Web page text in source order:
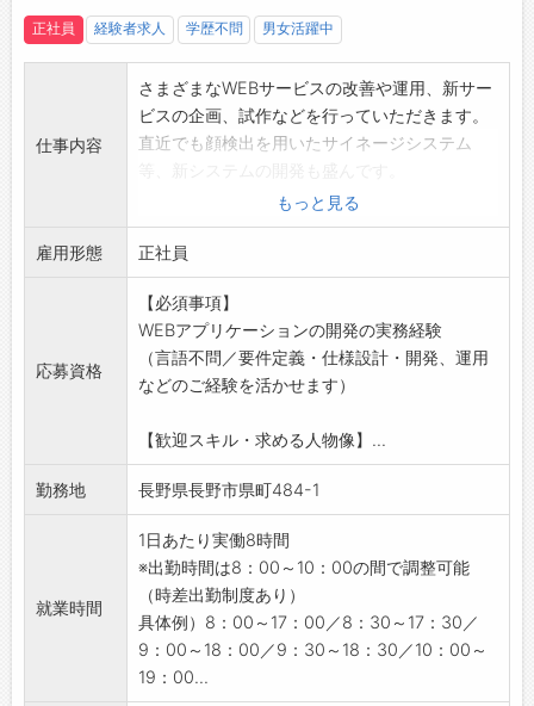
正社員 経験者求人 学歴不問 男女活躍中
仕事内容
さまざまなWEBサービスの改善や運用、新サー
ビスの企画、試作などを行っていただきます。
直近でも顔検出を用いたサイネージシステム
1.自社サービスの改善・運用
関連部門とコミュニケーションを取りながら、
新機能追加や、パフォーマンス向上、技術的改
善を担います。
ユーザーの利便性向上や、社内の業務効率化に
積極的に取り組む姿勢が求められます。
2.新サービス開発
関連部門と一緒に企画段階から参加し、技術観
画立案や、検証フェーズにおけるプロトタイプ
開発を行います。
企画が通って開発フェーズに入った場合でも、
す。
プロトタイプ開発については、企画の進捗・検
証結果によっては作ったものを壊したり、方向
性が変わったりと柔軟な対応が求められます。
【業務について】
もっと見る
雇用形態 正社員
応募資格
【必須事項】
WEBアプリケーションの開発の実務経験
（言語不問／要件定義・仕様設計・開発、運用
などのご経験を活かせます）
【歓迎スキル・求める人物像】...
勤務地 長野県長野市県町484-1
就業時間
1日あたり実働8時間
※出勤時間は8：00～10：00の間で調整可能
（時差出勤制度あり）
具体例）8：00～17：00／8：30～17：30／
9：00～18：00／9：30～18：30／10：00～
19：00...